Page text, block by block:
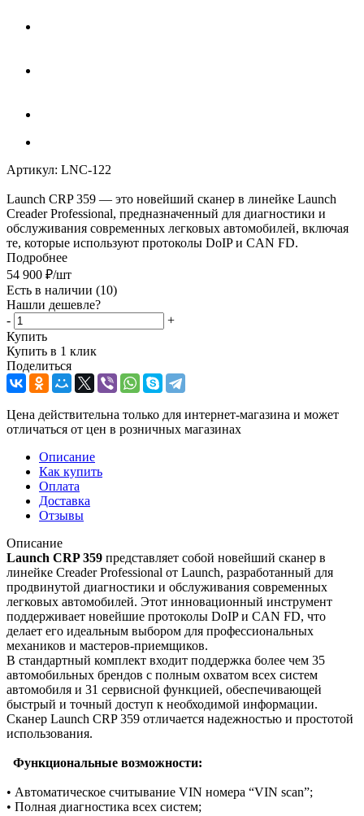
Артикул: LNC-122
Launch CRP 359 — это новейший сканер в линейке Launch
Creader Professional, предназначенный для диагностики и
обслуживания современных легковых автомобилей, включая
те, которые используют протоколы DoIP и CAN FD.
Подробнее
54 900 ₽/шт
Есть в наличии (10)
Нашли дешевле?
-
+
Купить
Купить в 1 клик
Поделиться
Цена действительна только для интернет-магазина и может
отличаться от цен в розничных магазинах
Описание
Как купить
Оплата
Доставка
Отзывы
Описание
Launch CRP 359 представляет собой новейший сканер в
линейке Creader Professional от Launch, разработанный для
продвинутой диагностики и обслуживания современных
легковых автомобилей. Этот инновационный инструмент
поддерживает новейшие протоколы DoIP и CAN FD, что
делает его идеальным выбором для профессиональных
механиков и мастеров-приемщиков.
В стандартный комплект входит поддержка более чем 35
автомобильных брендов с полным охватом всех систем
автомобиля и 31 сервисной функцией, обеспечивающей
быстрый и точный доступ к необходимой информации.
Сканер Launch CRP 359 отличается надежностью и простотой
использования.
Функциональные возможности:
• Автоматическое считывание VIN номера “VIN scan”;
• Полная диагностика всех систем;